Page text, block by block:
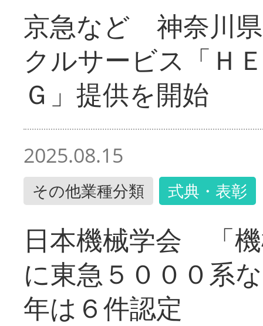
京急など 神奈川
クルサービス「Ｈ
Ｇ」提供を開始
2025.08.15
その他業種分類 式典・表彰
日本機械学会 「
に東急５０００系
年は６件認定